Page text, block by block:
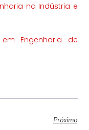
na Indústria e
Engenharia de
Próximo